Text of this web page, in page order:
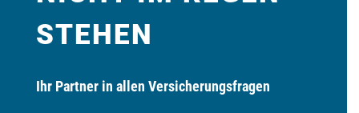
STEHEN
Ihr Partner in allen Versicherungsfragen